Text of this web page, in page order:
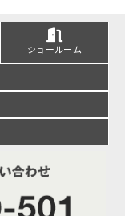
ショールーム